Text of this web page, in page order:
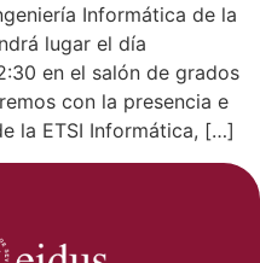
Informática de la
lugar el día
en el salón de grados
con la presencia e
la ETSI Informática, […]